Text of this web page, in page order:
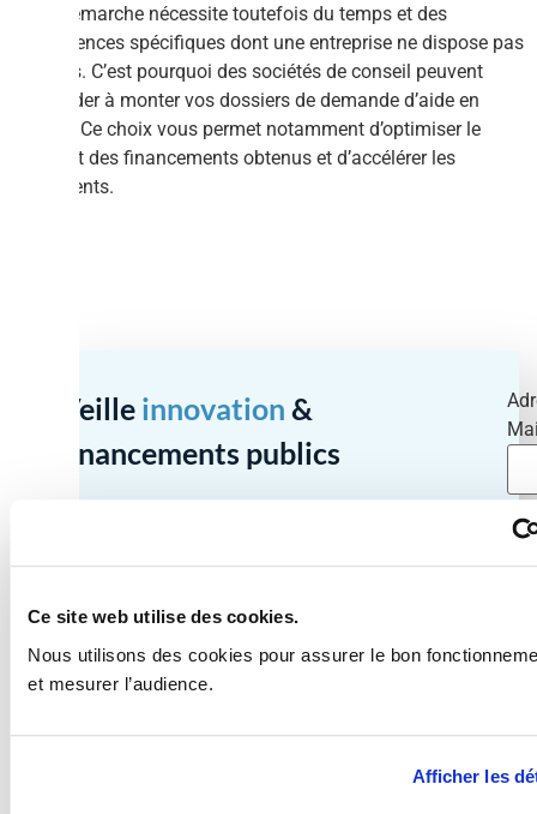
Ce site web utilise des cookies.
Nous utilisons des cookies pour assurer le bon
et mesurer l’audience.
Afficher les
Cette démarche nécessite toutefois du temps et des
compétences spécifiques dont une entreprise ne dispose pas
toujours. C’est pourquoi des sociétés de conseil peuvent
vous aider à monter vos dossiers de demande d’aide en
totalité. Ce choix vous permet notamment d’optimiser le
montant des financements obtenus et d’accélérer les
versements.
Veille innovation &
financements publics